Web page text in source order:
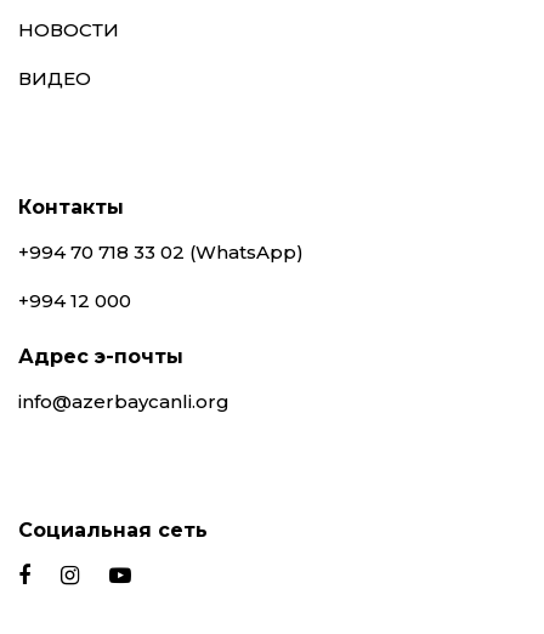
НОВОСТИ
ВИДЕО
Контакты
+994 70 718 33 02 (WhatsApp)
+994 12 000
Адрес э-почты
info@azerbaycanli.org
Социальная сеть